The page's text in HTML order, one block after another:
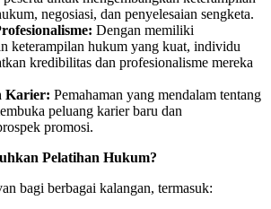
negosiasi, dan penyelesaian sengketa.
Dengan memiliki
keterampilan hukum yang kuat, individu
kredibilitas dan profesionalisme mereka
Karier: Pemahaman yang mendalam tentang
peluang karier baru dan
promosi.
Pelatihan Hukum?
bagi berbagai kalangan, termasuk: